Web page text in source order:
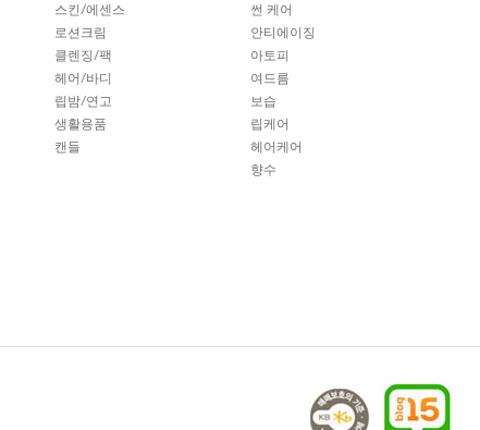
스킨/에센스
로션크림
클렌징/팩
헤어/바디
립밤/연고
생활용품
캔들
썬 케어
안티에이징
아토피
여드름
보습
립케어
헤어케어
향수